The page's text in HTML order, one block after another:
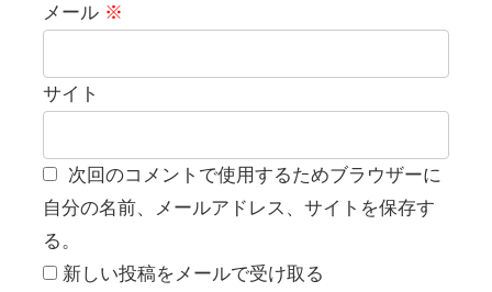
メール ※
サイト
次回のコメントで使用するためブラウザーに
自分の名前、メールアドレス、サイトを保存す
る。
新しい投稿をメールで受け取る